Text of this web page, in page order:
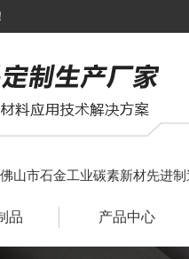
山市石金工业碳素新材先进
品 产品中心